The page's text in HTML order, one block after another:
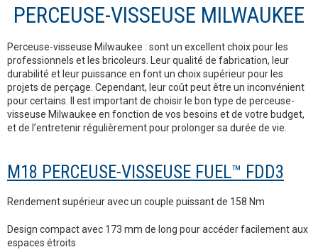
PERCEUSE-VISSEUSE MILWAUKEE
Perceuse-visseuse Milwaukee : sont un excellent choix pour les
professionnels et les bricoleurs. Leur qualité de fabrication, leur
durabilité et leur puissance en font un choix supérieur pour les
projets de perçage. Cependant, leur coût peut être un inconvénient
pour certains. Il est important de choisir le bon type de perceuse-
visseuse Milwaukee en fonction de vos besoins et de votre budget,
et de l’entretenir régulièrement pour prolonger sa durée de vie.
M18 PERCEUSE-VISSEUSE FUEL™ FDD3
Rendement supérieur avec un couple puissant de 158 Nm
Design compact avec 173 mm de long pour accéder facilement aux
espaces étroits